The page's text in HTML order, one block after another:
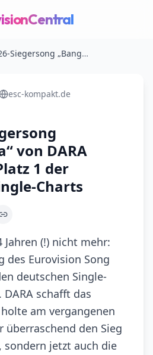
ESC-2026-Siegersong „Bangaranga“ von DARA sichert sich Platz 1 der deutschen Single-Charts
esc-kompakt.de
von DARA
1 der
Charts
Jahren (!) nicht mehr:
des Eurovision Song
deutschen Single-
DARA schafft das
am vergangenen
überraschend den Sieg
sondern jetzt auch die